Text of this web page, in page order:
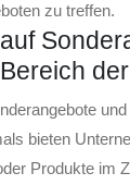
zu treffen.
bieten
Produkte im